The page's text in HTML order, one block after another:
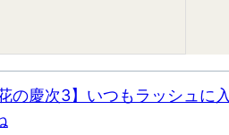
の慶次3】いつもラッシュに入